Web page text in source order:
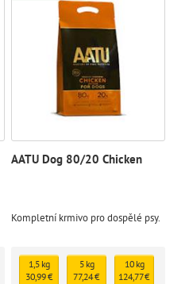
AATU Dog 80/20 Chicken
Kompletní krmivo pro dospělé psy.
1,5 kg
30,99 €
5 kg
77,24 €
10 kg
124,77 €